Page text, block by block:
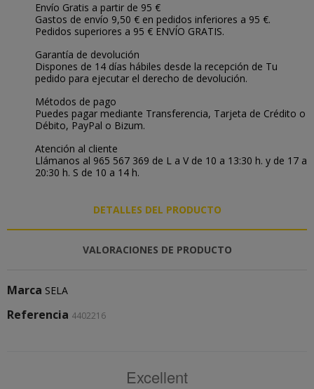
Envío Gratis a partir de 95 €
Gastos de envío 9,50 € en pedidos inferiores a 95 €.
Pedidos superiores a 95 € ENVÍO GRATIS.
Garantía de devolución
Dispones de 14 días hábiles desde la recepción de Tu
pedido para ejecutar el derecho de devolución.
Métodos de pago
Puedes pagar mediante Transferencia, Tarjeta de Crédito o
Débito, PayPal o Bizum.
Atención al cliente
Llámanos al 965 567 369 de L a V de 10 a 13:30 h. y de 17 a
20:30 h. S de 10 a 14 h.
DETALLES DEL PRODUCTO
VALORACIONES DE PRODUCTO
Marca SELA
Referencia 4402216
Excellent